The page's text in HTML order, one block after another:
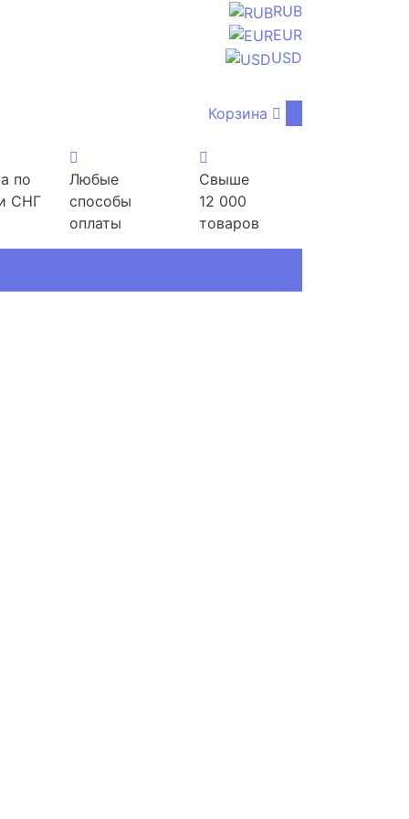
RUB
EUR
USD
Корзина
по
СНГ
Любые
способы
оплаты
Свыше
12 000
товаров